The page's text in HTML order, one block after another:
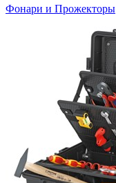
Фонари и Прожекторы